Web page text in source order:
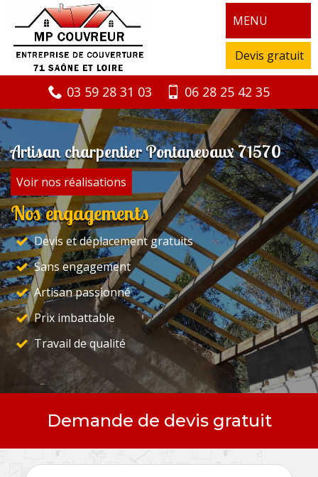
MENU
Devis gratuit
03 59 28 31 03 06 28 25 42 35
Artisan charpentier Pontanevaux 71570
Voir nos réalisations
Nos engagements
Devis et déplacement gratuits
Sans engagement
Artisan passionné
Prix imbattable
Travail de qualité
Demande de devis gratuit